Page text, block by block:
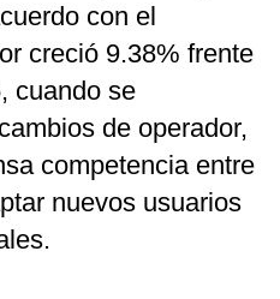
con el
creció 9.38% frente
cuando se
de operador,
competencia entre
nuevos usuarios